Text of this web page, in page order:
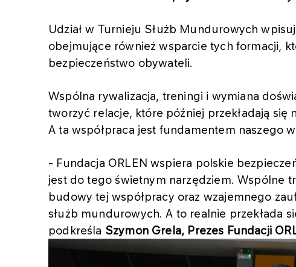
Udział w Turnieju Służb Mundurowych
obejmujące również wsparcie tych formacji,
bezpieczeństwo obywateli.
Wspólna rywalizacja, treningi i wymiana
tworzyć relacje, które później przekładają się
A ta współpraca jest fundamentem naszego
- Fundacja ORLEN wspiera polskie
jest do tego świetnym narzędziem. Wspólne
budowy tej współpracy oraz wzajemnego
służb mundurowych. A to realnie przekłada
podkreśla Szymon Grela, Prezes Fundacji